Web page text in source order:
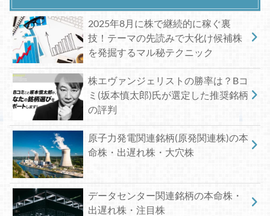
2025年8月に株で継続的に稼ぐ裏
技！テーマの先読みで大化け候補株
を発掘するマル秘テクニック
株エヴァンジェリストの勝率は？Bコ
ミ(坂本慎太郎)氏が選定した推奨銘柄
の評判
原子力発電関連銘柄(原発関連株)の本
命株・出遅れ株・大穴株
データセンター関連銘柄の本命株・
出遅れ株・注目株